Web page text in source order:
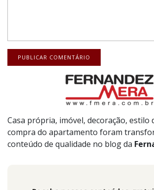
Casa própria, imóvel, decoração, estilo
compra do apartamento foram
conteúdo de qualidade no blog da